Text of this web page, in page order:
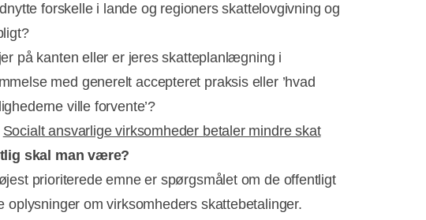
forskelle i lande og regioners skattelovgivning og
på kanten eller er jeres skatteplanlægning i
med generelt accepteret praksis eller ’hvad
ville forvente’?
Socialt ansvarlige virksomheder betaler mindre skat
skal man være?
prioriterede emne er spørgsmålet om de offentligt
oplysninger om virksomheders skattebetalinger.